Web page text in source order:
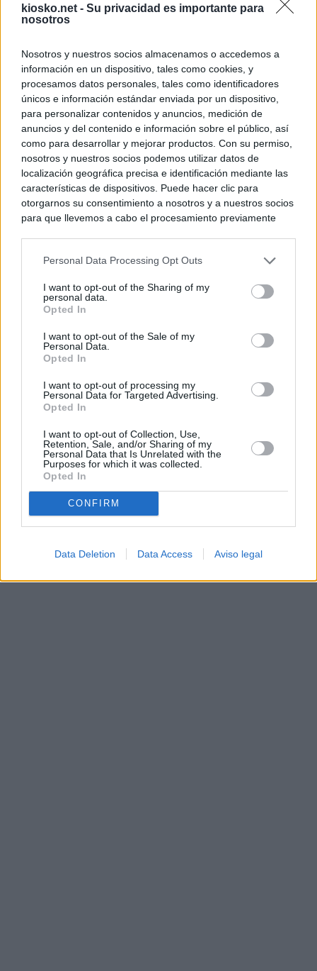
kiosko.net - Su privacidad es importante para
nosotros
Nosotros y nuestros socios almacenamos o accedemos a
información en un dispositivo, tales como cookies, y
procesamos datos personales, tales como identificadores
únicos e información estándar enviada por un dispositivo,
para personalizar contenidos y anuncios, medición de
anuncios y del contenido e información sobre el público, así
como para desarrollar y mejorar productos. Con su permiso,
nosotros y nuestros socios podemos utilizar datos de
localización geográfica precisa e identificación mediante las
características de dispositivos. Puede hacer clic para
otorgarnos su consentimiento a nosotros y a nuestros socios
para que llevemos a cabo el procesamiento previamente
negar su consentimiento. Tenga en cuenta que algún
de su consentimiento, pero usted tiene el derecho de
rechazar tal procesamiento. Sus preferencias se aplicarán
cualquier momento entrando de nuevo en este sitio web o
visitando nuestra política de privacidad.
Personal Data Processing Opt Outs
I want to opt-out of the Sharing of my
personal data.
Opted In
I want to opt-out of the Sale of my
Personal Data.
Opted In
I want to opt-out of processing my
Personal Data for Targeted Advertising.
Opted In
I want to opt-out of Collection, Use,
Retention, Sale, and/or Sharing of my
Personal Data that Is Unrelated with the
Purposes for which it was collected.
Opted In
CONFIRM
Data Deletion Data Access Aviso legal